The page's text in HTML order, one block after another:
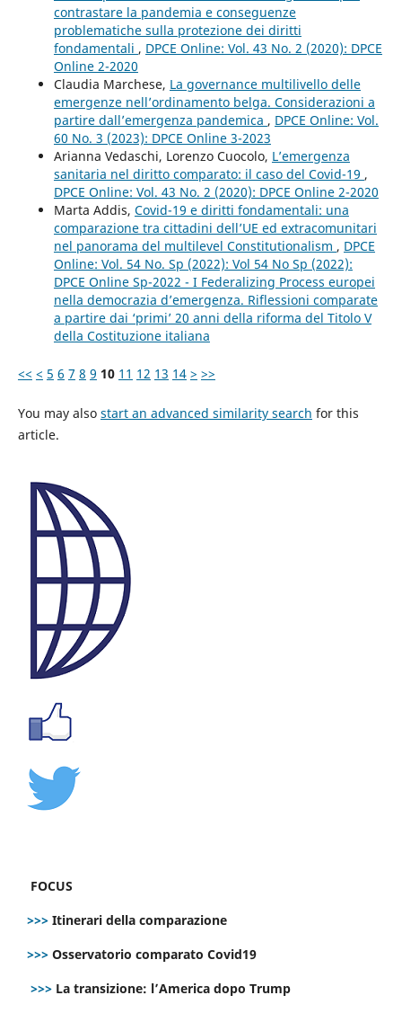
contrastare la pandemia e conseguenze
problematiche sulla protezione dei diritti
fondamentali , DPCE Online: Vol. 43 No. 2 (2020): DPCE
Online 2-2020
Claudia Marchese, La governance multilivello delle
emergenze nell’ordinamento belga. Considerazioni a
partire dall’emergenza pandemica , DPCE Online: Vol.
60 No. 3 (2023): DPCE Online 3-2023
Arianna Vedaschi, Lorenzo Cuocolo, L’emergenza
sanitaria nel diritto comparato: il caso del Covid-19 ,
DPCE Online: Vol. 43 No. 2 (2020): DPCE Online 2-2020
Marta Addis, Covid-19 e diritti fondamentali: una
comparazione tra cittadini dell’UE ed extracomunitari
nel panorama del multilevel Constitutionalism , DPCE
Online: Vol. 54 No. Sp (2022): Vol 54 No Sp (2022):
DPCE Online Sp-2022 - I Federalizing Process europei
nella democrazia d’emergenza. Riflessioni comparate
a partire dai ‘primi’ 20 anni della riforma del Titolo V
della Costituzione italiana
<< < 5 6 7 8 9 10 11 12 13 14 > >>
You may also start an advanced similarity search for this
article.
FOCUS
>>> Itinerari della comparazione
>>> Osservatorio comparato Covid19
>>> La transizione: l’America dopo Trump